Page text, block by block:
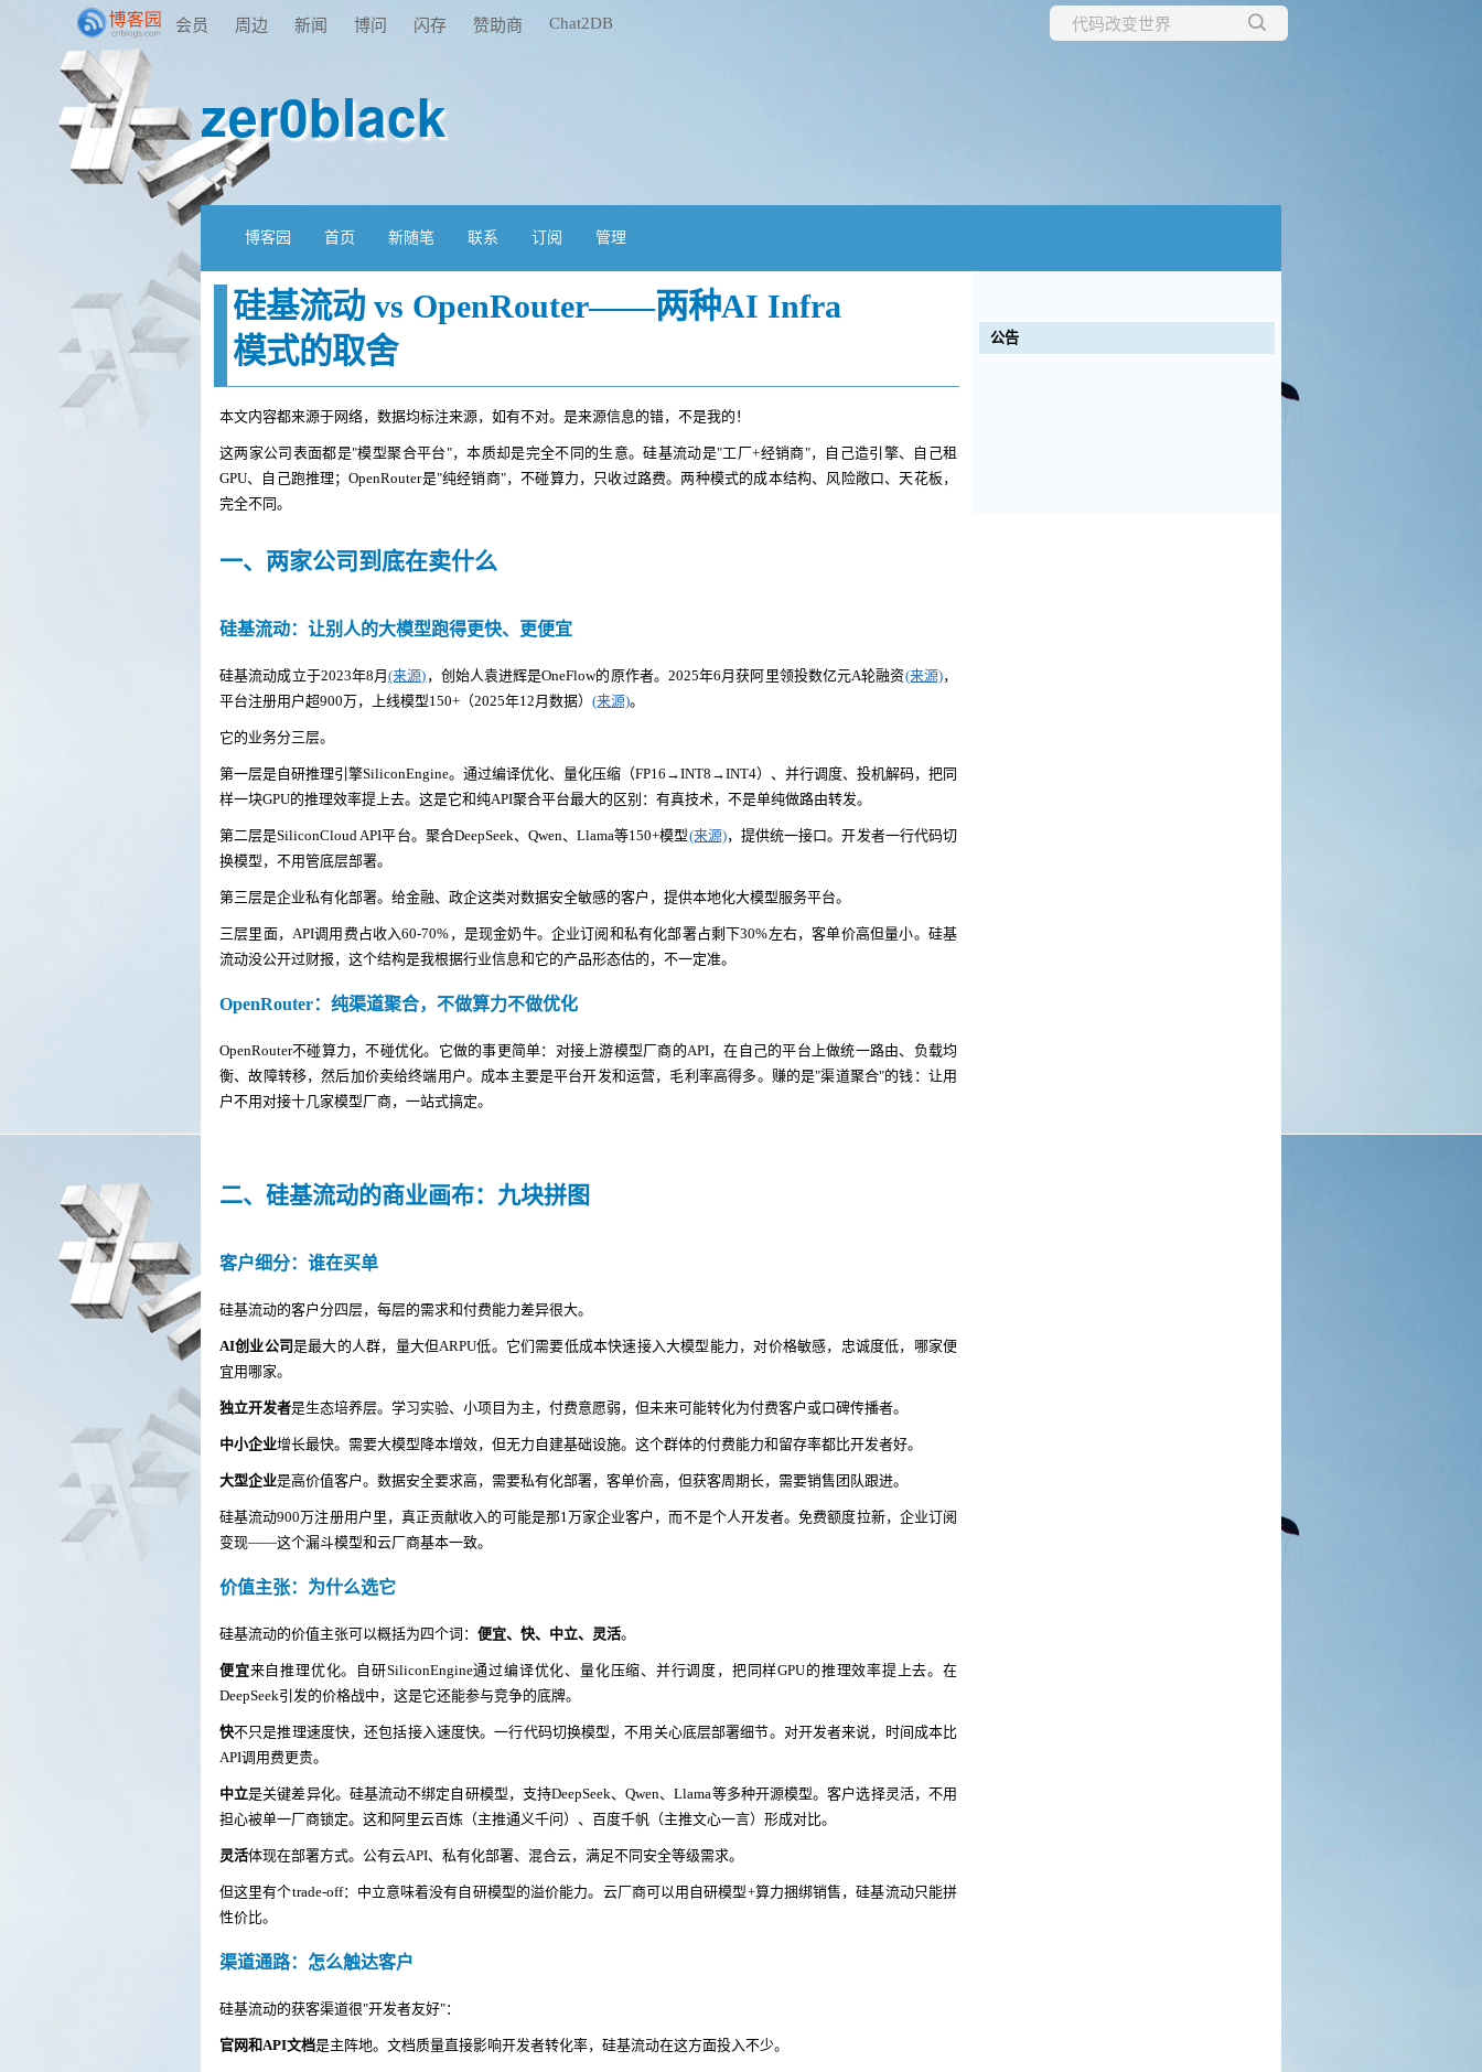
会员 周边 新闻 博问 闪存 赞助商 Chat2DB
zer0black
博客园 首页 新随笔 联系 订阅 管理
硅基流动 vs OpenRouter——两种AI Infra
模式的取舍
本文内容都来源于网络，数据均标注来源，如有不对。是来源信息的错，不是我的！
这两家公司表面都是"模型聚合平台"，本质却是完全不同的生意。硅基流动是"工厂+经销商"，自己造引擎、自己租
GPU、自己跑推理；OpenRouter是"纯经销商"，不碰算力，只收过路费。两种模式的成本结构、风险敞口、天花板，
完全不同。
一、两家公司到底在卖什么
硅基流动：让别人的大模型跑得更快、更便宜
硅基流动成立于2023年8月(来源) ，创始人袁进辉是OneFlow的原作者。2025年6月获阿里领投数亿元A轮融资(来源)，
平台注册用户超900万，上线模型150+（2025年12月数据） (来源)。
它的业务分三层。
第一层是自研推理引擎SiliconEngine。通过编译优化、量化压缩（FP16→INT8→INT4）、并行调度、投机解码，把同
样一块GPU的推理效率提上去。这是它和纯API聚合平台最大的区别：有真技术，不是单纯做路由转发。
第二层是SiliconCloud API平台。聚合DeepSeek、Qwen、Llama等150+模型(来源)，提供统一接口。开发者一行代码切
换模型，不用管底层部署。
第三层是企业私有化部署。给金融、政企这类对数据安全敏感的客户，提供本地化大模型服务平台。
三层里面，API调用费占收入60-70%，是现金奶牛。企业订阅和私有化部署占剩下30%左右，客单价高但量小。硅基
流动没公开过财报，这个结构是我根据行业信息和它的产品形态估的，不一定准。
OpenRouter：纯渠道聚合，不做算力不做优化
OpenRouter不碰算力，不碰优化。它做的事更简单：对接上游模型厂商的API，在自己的平台上做统一路由、负载均
衡、故障转移，然后加价卖给终端用户。成本主要是平台开发和运营，毛利率高得多。赚的是"渠道聚合"的钱：让用
户不用对接十几家模型厂商，一站式搞定。
二、硅基流动的商业画布：九块拼图
客户细分：谁在买单
硅基流动的客户分四层，每层的需求和付费能力差异很大。
AI创业公司是最大的人群，量大但ARPU低。它们需要低成本快速接入大模型能力，对价格敏感，忠诚度低，哪家便
宜用哪家。
独立开发者是生态培养层。学习实验、小项目为主，付费意愿弱，但未来可能转化为付费客户或口碑传播者。
中小企业增长最快。需要大模型降本增效，但无力自建基础设施。这个群体的付费能力和留存率都比开发者好。
大型企业是高价值客户。数据安全要求高，需要私有化部署，客单价高，但获客周期长，需要销售团队跟进。
硅基流动900万注册用户里，真正贡献收入的可能是那1万家企业客户，而不是个人开发者。免费额度拉新，企业订阅
变现——这个漏斗模型和云厂商基本一致。
价值主张：为什么选它
硅基流动的价值主张可以概括为四个词： 便宜、快、中立、灵活。
便宜来自推理优化。自研SiliconEngine通过编译优化、量化压缩、并行调度，把同样GPU的推理效率提上去。在
DeepSeek引发的价格战中，这是它还能参与竞争的底牌。
快不只是推理速度快，还包括接入速度快。一行代码切换模型，不用关心底层部署细节。对开发者来说，时间成本比
API调用费更贵。
中立是关键差异化。硅基流动不绑定自研模型，支持DeepSeek、Qwen、Llama等多种开源模型。客户选择灵活，不用
担心被单一厂商锁定。这和阿里云百炼（主推通义千问）、百度千帆（主推文心一言）形成对比。
灵活体现在部署方式。公有云API、私有化部署、混合云，满足不同安全等级需求。
但这里有个trade-off：中立意味着没有自研模型的溢价能力。云厂商可以用自研模型+算力捆绑销售，硅基流动只能拼
性价比。
渠道通路：怎么触达客户
硅基流动的获客渠道很"开发者友好"：
官网和API文档是主阵地。文档质量直接影响开发者转化率，硅基流动在这方面投入不少。
公告